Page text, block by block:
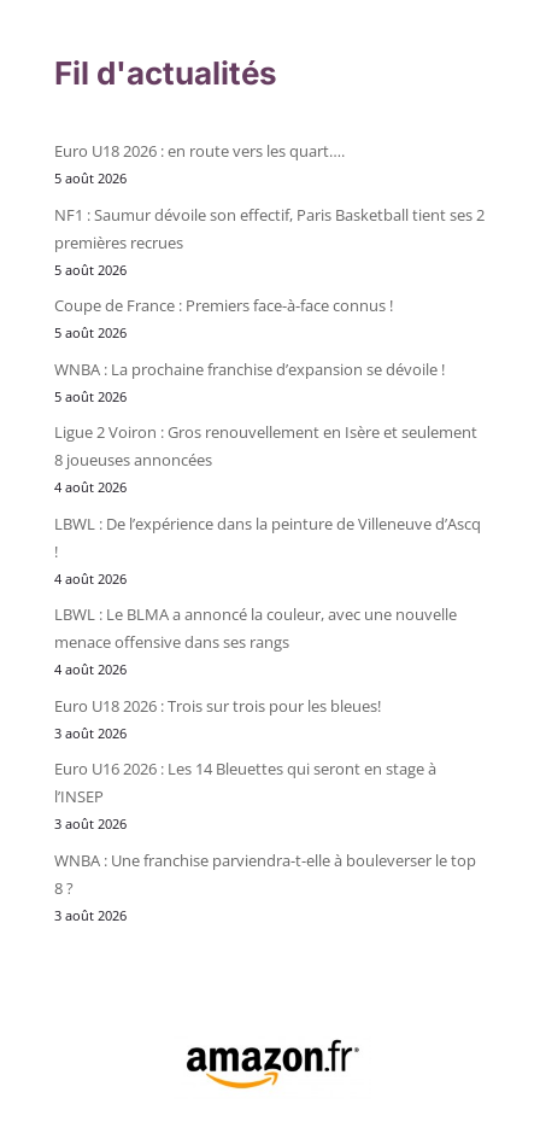
Fil d'actualités
Euro U18 2026 : en route vers les quart….
5 août 2026
NF1 : Saumur dévoile son effectif, Paris Basketball tient ses 2
premières recrues
5 août 2026
Coupe de France : Premiers face-à-face connus !
5 août 2026
WNBA : La prochaine franchise d’expansion se dévoile !
5 août 2026
Ligue 2 Voiron : Gros renouvellement en Isère et seulement
8 joueuses annoncées
4 août 2026
LBWL : De l’expérience dans la peinture de Villeneuve d’Ascq
!
4 août 2026
LBWL : Le BLMA a annoncé la couleur, avec une nouvelle
menace offensive dans ses rangs
4 août 2026
Euro U18 2026 : Trois sur trois pour les bleues!
3 août 2026
Euro U16 2026 : Les 14 Bleuettes qui seront en stage à
l’INSEP
3 août 2026
WNBA : Une franchise parviendra-t-elle à bouleverser le top
8 ?
3 août 2026